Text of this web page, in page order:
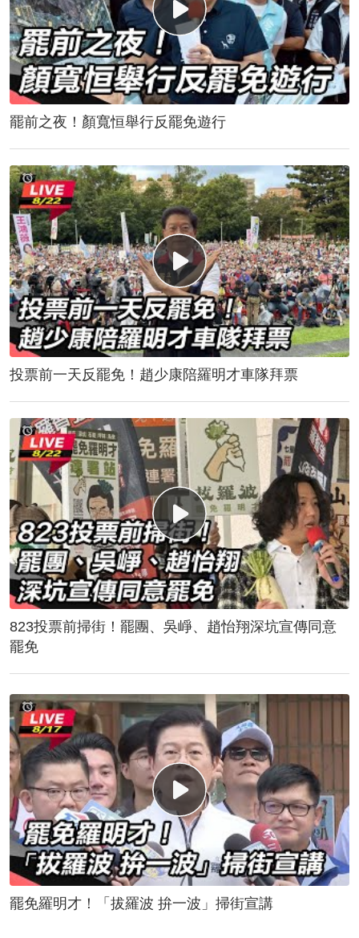
罷前之夜！顏寬恒舉行反罷免遊行
投票前一天反罷免！趙少康陪羅明才車隊拜票
823投票前掃街！罷團、吳崢、趙怡翔深坑宣傳同意
罷免
罷免羅明才！「拔羅波 拚一波」掃街宣講